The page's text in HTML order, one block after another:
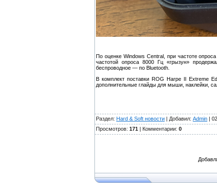
По оценке Windows Central, при частоте
частотой опроса 8000 Гц «грызун»
беспроводное — по Bluetooth.
В комплект поставки ROG Harpe II Extreme
дополнительные глайды для мыши, наклейки,
Раздел: Hard & Soft новости | Добавил: Admin |
Просмотров: 171 | Комментарии: 0